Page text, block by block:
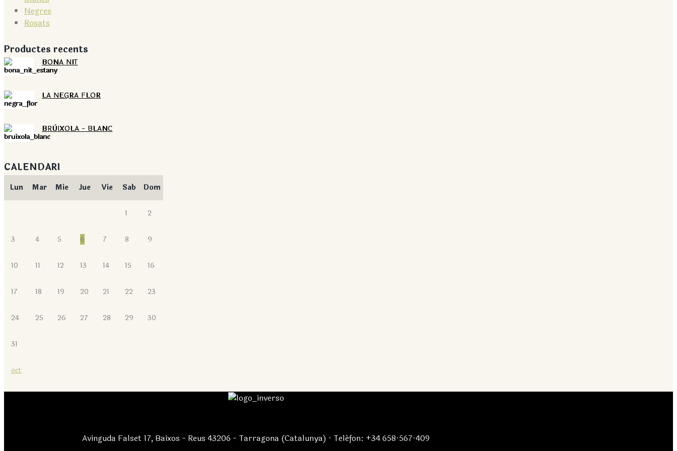
Negres
Rosats
Productes recents
BONA NIT
LA NEGRA FLOR
BRÙIXOLA - BLANC
CALENDARI
Lun Mar Mie Jue Vie Sab Dom
1 2
3 4 5 6 7 8 9
10 11 12 13 14 15 16
17 18 19 20 21 22 23
24 25 26 27 28 29 30
31
oct
Avinguda Falset 17, Baixos - Reus 43206 - Tarragona (Catalunya) · Teléfon: +34 658·567·409